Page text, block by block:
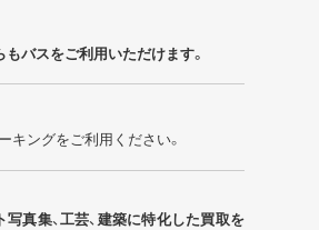
もバスをご利用いただけます。
ングをご利用ください。
真集、工芸、建築に特化した買取を